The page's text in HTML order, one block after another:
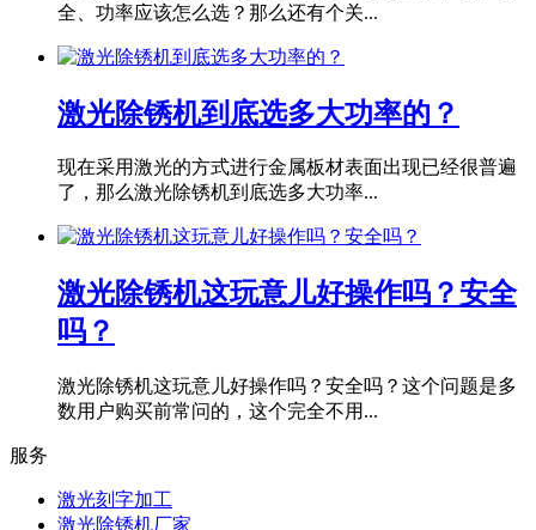
全、功率应该怎么选？那么还有个关...
激光除锈机到底选多大功率的？
现在采用激光的方式进行金属板材表面出现已经很普遍
了，那么激光除锈机到底选多大功率...
激光除锈机这玩意儿好操作吗？安全
吗？
激光除锈机这玩意儿好操作吗？安全吗？这个问题是多
数用户购买前常问的，这个完全不用...
服务
激光刻字加工
激光除锈机厂家